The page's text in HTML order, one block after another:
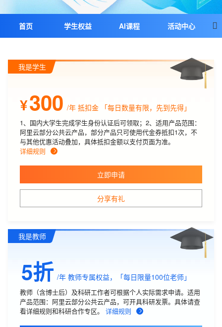

首页 学生权益 AI课程 活动中心
我是学生
¥300 /年 抵扣金 「每日数量有限，先到先得」
1、国内大学生完成学生身份认证后可领取；2、适用产品范围：
阿里云部分公共云产品，部分产品只可使用代金券抵扣1次，不
与其他优惠活动叠加，具体抵扣金额以支付页面为准。
详细规则
分享有礼
立即申请
我是教师
5折 /年 教师专属权益，「每日限量100位老师」
教师（含博士后）及科研工作者可根据个人实际需求申请。适用
产品范围：阿里云部分公共云产品，可开具科研发票。具体请查
看详细规则和科研合作专区。
详细规则